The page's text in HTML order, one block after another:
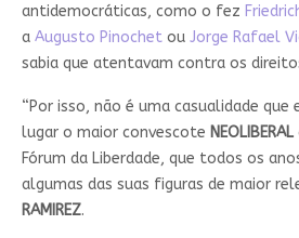
antidemocráticas, como o fez
a Augusto Pinochetou Jorge Rafael
sabia que atentavam contra os
“Por isso, não é uma casualidade
lugar o maior convescote NEOLIBERAL
Fórum da Liberdade, que todos os
algumas das suas figuras de maior
RAMIREZ.